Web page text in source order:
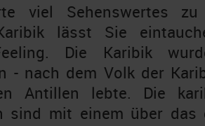
viel Sehenswertes
lässt Sie
Die Karibik
- nach dem Volk der
Antillen lebte. Die
sind mit einem über das